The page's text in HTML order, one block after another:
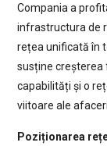
Compania a
infrastructura de
rețea unificată în
susține creșterea
capabilități și o
viitoare ale
Poziționarea